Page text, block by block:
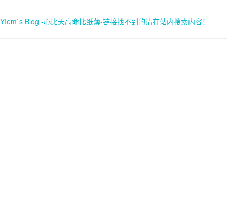
YIem`s Blog -心比天高命比纸薄-链接找不到的请在站内搜索内容！